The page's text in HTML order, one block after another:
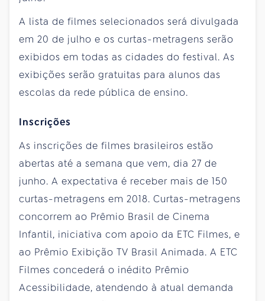
A lista de filmes selecionados será divulgada
em 20 de julho e os curtas-metragens serão
exibidos em todas as cidades do festival. As
exibições serão gratuitas para alunos das
escolas da rede pública de ensino.
Inscrições
As inscrições de filmes brasileiros estão
abertas até a semana que vem, dia 27 de
junho. A expectativa é receber mais de 150
curtas-metragens em 2018. Curtas-metragens
concorrem ao Prêmio Brasil de Cinema
Infantil, iniciativa com apoio da ETC Filmes, e
ao Prêmio Exibição TV Brasil Animada. A ETC
Filmes concederá o inédito Prêmio
Acessibilidade, atendendo à atual demanda